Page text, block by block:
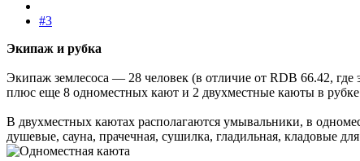
#3
Экипаж и рубка
Экипаж землесоса — 28 человек (в отличие от RDB 66.42,
плюс еще 8 одноместных кают и 2 двухместные каюты в рубке
В двухместных каютах располагаются умывальники, в
душевые, сауна, прачечная, сушилка, гладильная, кладовые